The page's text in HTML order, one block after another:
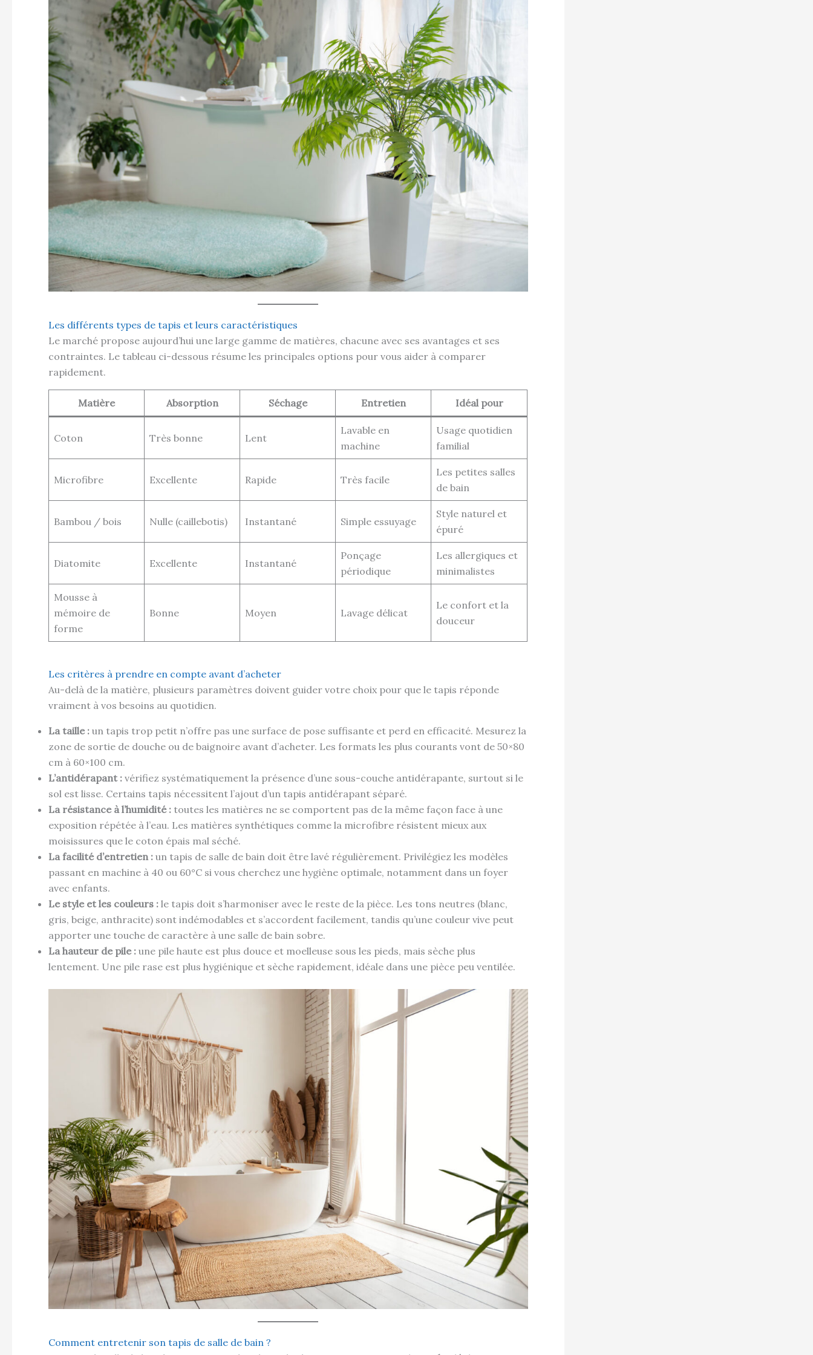
Les différents types de tapis et leurs caractéristiques
Le marché propose aujourd’hui une large gamme de matières, chacune avec ses avantages et ses
contraintes. Le tableau ci-dessous résume les principales options pour vous aider à comparer
rapidement.
Matière Absorption Séchage Entretien Idéal pour
Coton Très bonne Lent
Lavable en
machine
Usage quotidien
familial
Microfibre Excellente Rapide Très facile
Les petites salles
de bain
Bambou / bois Nulle (caillebotis) Instantané Simple essuyage
Style naturel et
épuré
Diatomite Excellente Instantané
Ponçage
périodique
Les allergiques et
minimalistes
Mousse à
mémoire de
forme
Bonne Moyen Lavage délicat
Le confort et la
douceur
Les critères à prendre en compte avant d’acheter
Au-delà de la matière, plusieurs paramètres doivent guider votre choix pour que le tapis réponde
vraiment à vos besoins au quotidien.
La taille : un tapis trop petit n’offre pas une surface de pose suffisante et perd en efficacité. Mesurez la
zone de sortie de douche ou de baignoire avant d’acheter. Les formats les plus courants vont de 50×80
cm à 60×100 cm.
L’antidérapant : vérifiez systématiquement la présence d’une sous-couche antidérapante, surtout si le
sol est lisse. Certains tapis nécessitent l’ajout d’un tapis antidérapant séparé.
La résistance à l’humidité : toutes les matières ne se comportent pas de la même façon face à une
exposition répétée à l’eau. Les matières synthétiques comme la microfibre résistent mieux aux
moisissures que le coton épais mal séché.
La facilité d’entretien : un tapis de salle de bain doit être lavé régulièrement. Privilégiez les modèles
passant en machine à 40 ou 60°C si vous cherchez une hygiène optimale, notamment dans un foyer
avec enfants.
Le style et les couleurs : le tapis doit s’harmoniser avec le reste de la pièce. Les tons neutres (blanc,
gris, beige, anthracite) sont indémodables et s’accordent facilement, tandis qu’une couleur vive peut
apporter une touche de caractère à une salle de bain sobre.
La hauteur de pile : une pile haute est plus douce et moelleuse sous les pieds, mais sèche plus
lentement. Une pile rase est plus hygiénique et sèche rapidement, idéale dans une pièce peu ventilée.
Comment entretenir son tapis de salle de bain ?